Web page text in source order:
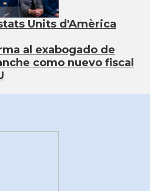
Units d'Amèrica
al exabogado de
como nuevo fiscal